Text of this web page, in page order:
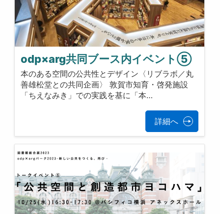
odp×arg共同ブース内イベント⑤
本のある空間の公共性とデザイン〈リブラボ／丸
善雄松堂との共同企画〉 敦賀市知育・啓発施設
「ちえなみき」での実践を基に「本…
詳細へ